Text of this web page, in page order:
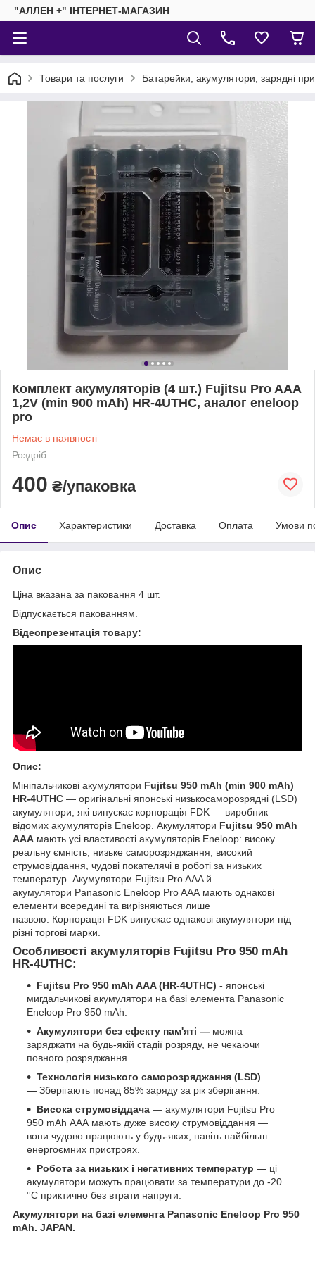
"АЛЛЕН +" ІНТЕРНЕТ-МАГАЗИН
Товари та послуги Батарейки, акумулятори, зарядні
Комплект акумуляторів (4 шт.) Fujitsu Pro AAA
1,2V (min 900 mAh) HR-4UTHC, аналог eneloop
pro
Немає в наявності
Роздріб
400 ₴/упаковка
Опис Характеристики Доставка Оплата Умови
Опис
Ціна вказана за паковання 4 шт.
Відпускається пакованням.
Відеопрезентація товару:
Опис:
Мініпальчикові акумулятори Fujitsu 950 mAh (min 900 mAh)
HR-4UTHC — оригінальні японські низькосаморозрядні (LSD)
акумулятори, які випускає корпорація FDK — виробник
відомих акумуляторів Eneloop. Акумулятори Fujitsu 950 mAh
AAA мають усі властивості акумуляторів Eneloop: високу
реальну ємність, низьке саморозряджання, високий
струмовіддання, чудові покателячі в роботі за низьких
температур. Акумулятори Fujitsu Pro AAA й
акумулятори Panasonic Eneloop ProAAA мають однакові
елементи всередині та вирізняються лише
назвою. Корпорація FDK випускає однакові акумулятори під
різні торгові марки.
Особливості акумуляторів Fujitsu Pro 950 mAh
HR-4UTHC:
Fujitsu Pro 950 mAh AAA (HR-4UTHC) - японські
мигдальчикові акумулятори на базі елемента Panasonic
Eneloop Pro 950 mAh.
Акумулятори без ефекту пам'яті — можна
заряджати на будь-якій стадії розряду, не чекаючи
повного розряджання.
Технологія низького саморозряджання (LSD)
— Зберігають понад 85% заряду за рік зберігання.
Висока струмовіддача — акумулятори Fujitsu Pro
950 mAh ААА мають дуже високу струмовіддання —
вони чудово працюють у будь-яких, навіть найбільш
енергоємних пристроях.
Робота за низьких і негативних температур — ці
акумулятори можуть працювати за температури до -20
°C приктично без втрати напруги.
Акумулятори на базі елемента Panasonic Eneloop Pro 950
mAh. JAPAN.